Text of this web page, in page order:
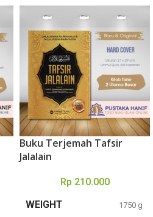
Buku Terjemah Tafsir
Jalalain
Rp 210.000
WEIGHT
1750 g